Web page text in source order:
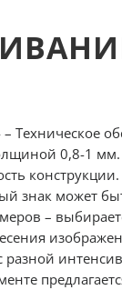
– Техническое
0,8-1 мм.
конструкции.
знак может
–
разной